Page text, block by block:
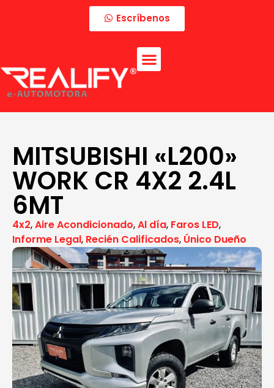
Escríbenos
MITSUBISHI «L200»
WORK CR 4X2 2.4L
6MT
4x2,Aire Acondicionado,Al día, Faros LED,
Informe Legal, Recién Calificados, Único Dueño